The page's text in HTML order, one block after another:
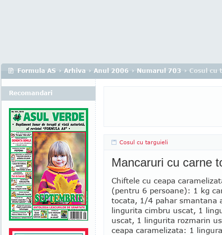
Formula AS › Arhiva › Anul 2006 › Numarul 703 › Cosul cu
Cosul cu targuieli
Mancaruri cu carne
Chiftele cu ceapa
(pentru 6 persoane): 1 kg
tocata, 1/4 pahar smantana
lingurita cimbru uscat, 1
uscat, 1 lingurita rozmarin
ceapa caramelizata: 1
Recomandari